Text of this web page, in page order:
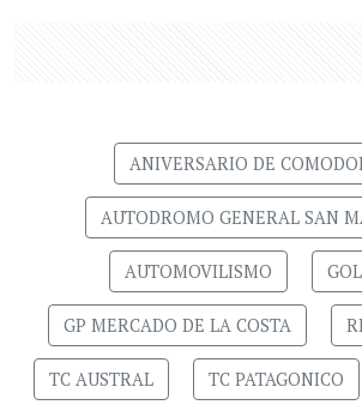
ANIVERSARIO DE
AUTODROMO GENERAL SAN
AUTOMOVILISMO
GP MERCADO DE LA COSTA
TC AUSTRAL TC PATAGONICO